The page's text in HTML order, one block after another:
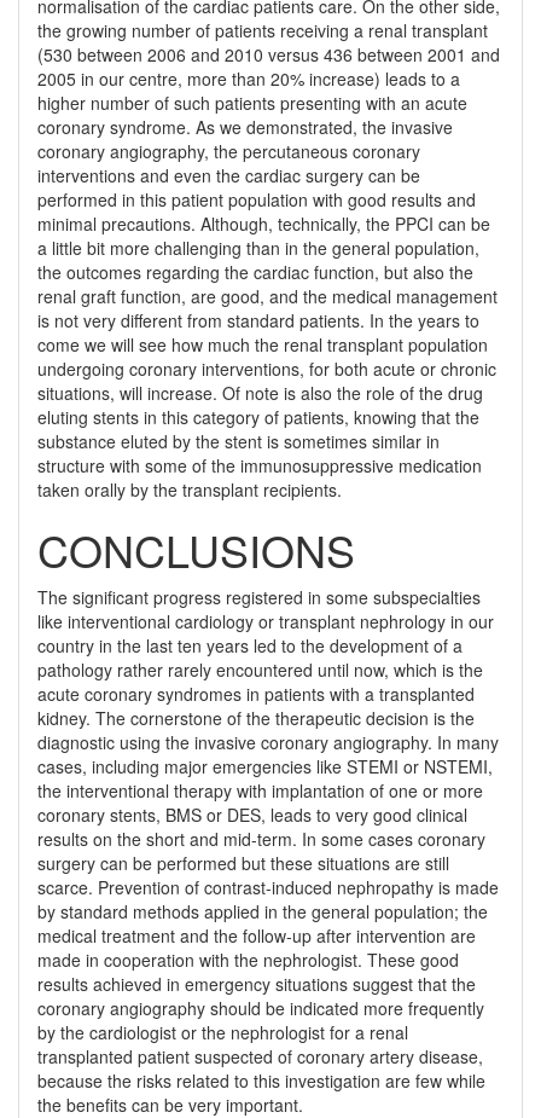
normalisation of the cardiac patients care. On the other side,
the growing number of pati­ents receiving a renal transplant
(530 between 2006 and 2010 versus 436 between 2001 and
2005 in our centre, more than 20% increase) leads to a
higher number of such patients presenting with an acute
coronary syndrome. As we demonstrated, the invasive
coronary angiography, the percutaneous coronary
interventions and even the cardiac surgery can be
performed in this patient population with good results and
minimal precautions. Although, technically, the PPCI can be
a little bit more challenging than in the general population,
the outcomes regarding the cardiac function, but also the
renal graft function, are good, and the medical management
is not very different from standard patients. In the years to
come we will see how much the renal transplant population
undergoing coronary interventions, for both acute or chronic
situations, will increase. Of note is also the role of the drug
eluting stents in this category of patients, knowing that the
substance eluted by the stent is sometimes similar in
structure with some of the immunosuppressive medication
taken orally by the transplant recipients.
CONCLUSIONS
The significant progress registered in some subspecialties
like interventional cardiology or transplant nephrology in our
country in the last ten years led to the development of a
pathology rather rarely encountered until now, which is the
acute coronary syndromes in patients with a transplanted
kidney. The cornerstone of the therapeutic decision is the
diagnostic using the invasive coronary angiography. In many
cases, including major emergencies like STEMI or NSTEMI,
the interventional therapy with implantation of one or more
coronary stents, BMS or DES, leads to very good clinical
results on the short and mid-term. In some cases coronary
surgery can be performed but these situations are still
scarce. Prevention of contrast-induced nephropathy is made
by standard methods applied in the general population; the
medical treatment and the follow-up after intervention are
made in cooperation with the nephrologist. These good
results achieved in emergency situations suggest that the
coronary angiography should be indicated more frequently
by the cardiologist or the nephrologist for a renal
transplanted patient suspected of coronary artery disease,
because the risks related to this investigation are few while
the benefits can be very important.